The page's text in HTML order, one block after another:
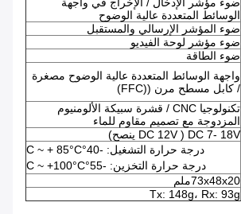
ضوء مؤشر الإدخال / الإخراج في واجهة
الوسائط المتعددة عالية الوضوح
ضوء المؤشر الإرسالي والمستقبل
ضوء مؤشر لوحة الفيديو
ضوء الطاقة
واجهة الوسائط المتعددة عالية الوضوح مصغرة
/ كابل مسطح مرن ((FFC)
تكنولوجيا CNC / قشرة سبيكة الألومنيوم
المزدوجة مع تصميم مقاوم للماء
DC 7- 18V ( DC 12V ينصح)
درجة حرارة التشغيل: -40°C ~ + 85°C
درجة حرارة التخزين: -55°C ~ +100°C
73x48x20ملم
Tx: 148g، Rx: 93g